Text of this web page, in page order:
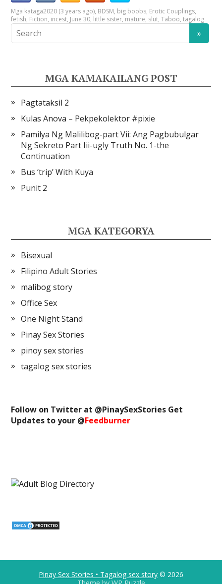
Mga kataga2020 (3 years ago), BDSM, big boobs, Erotic Couplings,
fetish, Fiction, incest, June 30, little sister, mature, slut,Taboo,tagalog
MGA KAMAKAILANG POST
Pagtataksil 2
Kulas Anova – Pekpekolektor #pixie
Pamilya Ng Malilibog-part Vii: Ang Pagbubulgar
Ng Sekreto Part Iii-ugly Truth No. 1-the
Continuation
Bus ‘trip’ With Kuya
Punit 2
MGA KATEGORYA
Bisexual
Filipino Adult Stories
malibog story
Office Sex
One Night Stand
Pinay Sex Stories
pinoy sex stories
tagalog sex stories
Follow on Twitter at @PinaySexStories Get
Updates to your @Feedburner
Pinay Sex Stories • Tagalog sex story © 2026